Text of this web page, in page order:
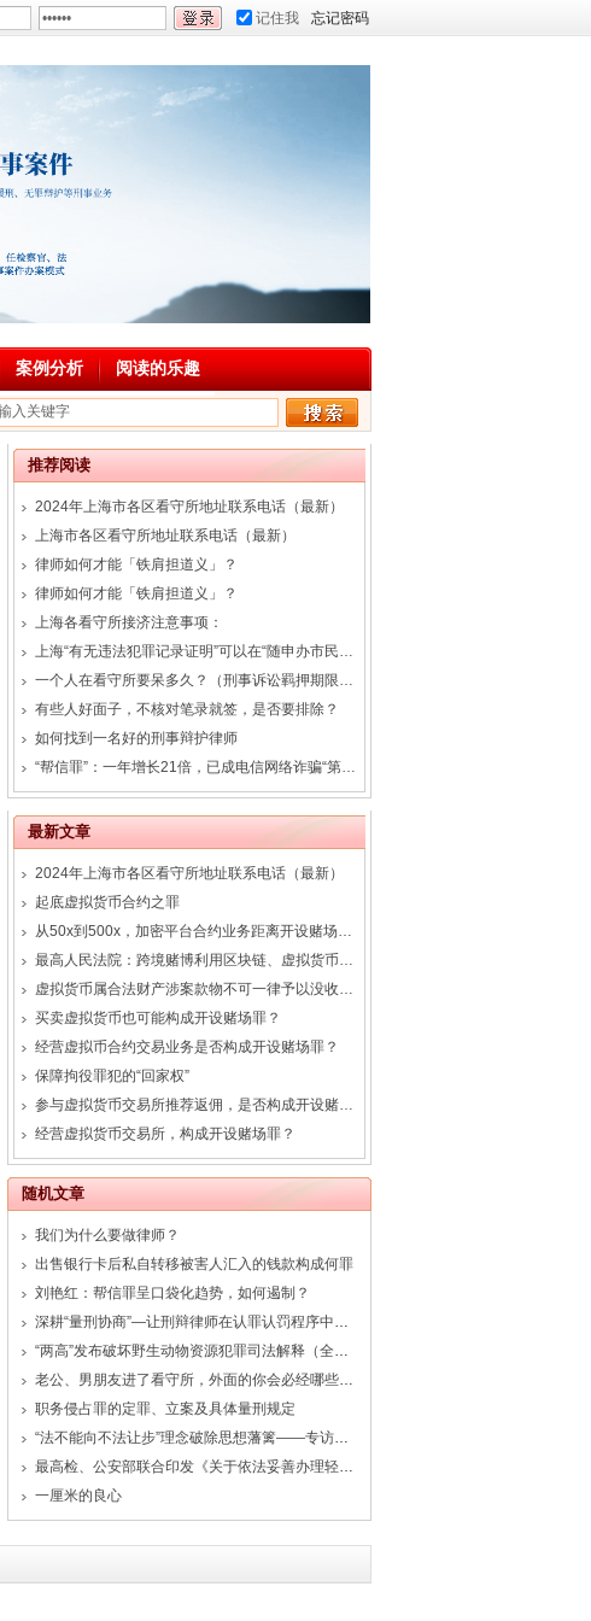
记住我 忘记密码
案例分析 阅读的乐趣
推荐阅读
2024年上海市各区看守所地址联系电话（最新）
上海市各区看守所地址联系电话（最新）
律师如何才能「铁肩担道义」？
律师如何才能「铁肩担道义」？
上海各看守所接济注意事项：
上海“有无违法犯罪记录证明”可以在“随申办市民云”平台在线办理
一个人在看守所要呆多久？（刑事诉讼羁押期限一览表）
有些人好面子，不核对笔录就签，是否要排除？
如何找到一名好的刑事辩护律师
“帮信罪”：一年增长21倍，已成电信网络诈骗“第一罪”
最新文章
2024年上海市各区看守所地址联系电话（最新）
起底虚拟货币合约之罪
从50x到500x，加密平台合约业务距离开设赌场还有多远？
最高人民法院：跨境赌博利用区块链、虚拟货币等新兴技术逃避打击
虚拟货币属合法财产涉案款物不可一律予以没收或者发还
买卖虚拟货币也可能构成开设赌场罪？
经营虚拟币合约交易业务是否构成开设赌场罪？
保障拘役罪犯的“回家权”
参与虚拟货币交易所推荐返佣，是否构成开设赌场罪帮助犯？
经营虚拟货币交易所，构成开设赌场罪？
随机文章
我们为什么要做律师？
出售银行卡后私自转移被害人汇入的钱款构成何罪
刘艳红：帮信罪呈口袋化趋势，如何遏制？
深耕“量刑协商”—让刑辩律师在认罪认罚程序中更有价值与实践
“两高”发布破坏野生动物资源犯罪司法解释（全文+答记者问）
老公、男朋友进了看守所，外面的你会必经哪些阶段？以及几个建议
职务侵占罪的定罪、立案及具体量刑规定
“法不能向不法让步”理念破除思想藩篱——专访清华大学教授、博士生导师周光权
最高检、公安部联合印发《关于依法妥善办理轻伤害案件的指导意见》
一厘米的良心